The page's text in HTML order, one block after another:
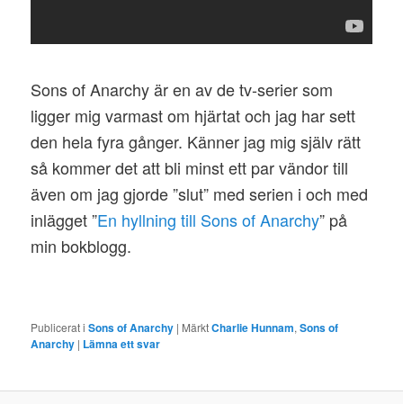
Sons of Anarchy är en av de tv-serier som
ligger mig varmast om hjärtat och jag har sett
den hela fyra gånger. Känner jag mig själv rätt
så kommer det att bli minst ett par vändor till
även om jag gjorde ”slut” med serien i och med
inlägget ”En hyllning till Sons of Anarchy” på
min bokblogg.
Publicerat i Sons of Anarchy | MärktCharlie Hunnam,Sons of
Anarchy | Lämna ett svar